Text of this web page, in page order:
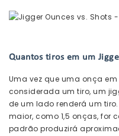
Quantos tiros em um
Uma vez que uma onça
considerada um tiro, um
de um lado renderá um
maior, como 1,5 onças, for
padrão produzirá